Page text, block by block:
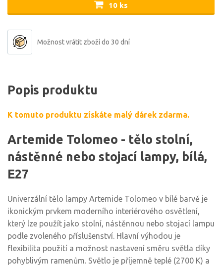
10 ks
Možnost vrátit zboží do 30 dní
Popis produktu
K tomuto produktu získáte malý dárek zdarma.
Artemide Tolomeo - tělo stolní,
nástěnné nebo stojací lampy, bílá,
E27
Univerzální tělo lampy Artemide Tolomeo v bílé barvě je
ikonickým prvkem moderního interiérového osvětlení,
který lze použít jako stolní, nástěnnou nebo stojací lampu
podle zvoleného příslušenství. Hlavní výhodou je
flexibilita použití a možnost nastavení směru světla díky
pohyblivým ramenům. Světlo je příjemně teplé (2700 K) a